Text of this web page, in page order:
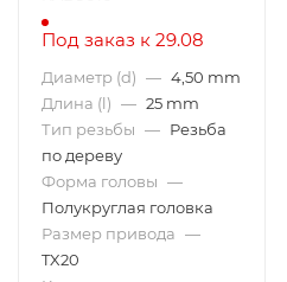
Под заказ к 29.08
Диаметр (d) — 4,50 mm
Длина (l) — 25 mm
Тип резьбы — Резьба
по дереву
Форма головы —
Полукруглая головка
Размер привода —
TX20